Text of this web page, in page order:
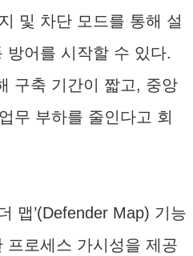
및 차단 모드를 통해 설
방어를 시작할 수 있다.
구축 기간이 짧고, 중앙
무 부하를 줄인다고 회
맵’(Defender Map) 기능
프로세스 가시성을 제공